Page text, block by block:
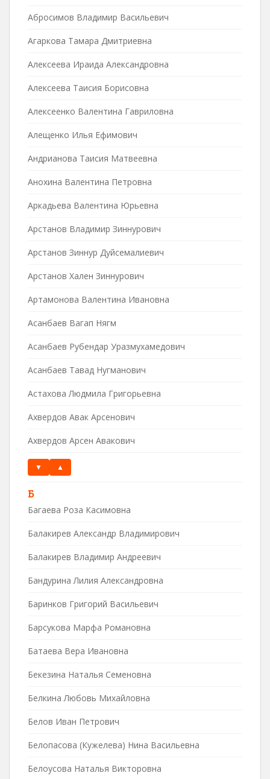
Абросимов Владимир Васильевич
Агаркова Тамара Дмитриевна
Алексеева Ираида Александровна
Алексеева Таисия Борисовна
Алексеенко Валентина Гавриловна
Алещенко Илья Ефимович
Андрианова Таисия Матвеевна
Анохина Валентина Петровна
Аркадьева Валентина Юрьевна
Арстанов Владимир Зиннурович
Арстанов Зиннур Дуйсемалиевич
Арстанов Хален Зиннурович
Артамонова Валентина Ивановна
Асанбаев Вагап Нягм
Асанбаев Рубендар Уразмухамедович
Асанбаев Тавад Нугманович
Астахова Людмила Григорьевна
Ахвердов Авак Арсенович
Ахвердов Арсен Авакович
▼ ▲
Б
Багаева Роза Касимовна
Балакирев Александр Владимирович
Балакирев Владимир Андреевич
Бандурина Лилия Александровна
Баринков Григорий Васильевич
Барсукова Марфа Романовна
Батаева Вера Ивановна
Бекезина Наталья Семеновна
Белкина Любовь Михайловна
Белов Иван Петрович
Белопасова (Кужелева) Нина Васильевна
Белоусова Наталья Викторовна